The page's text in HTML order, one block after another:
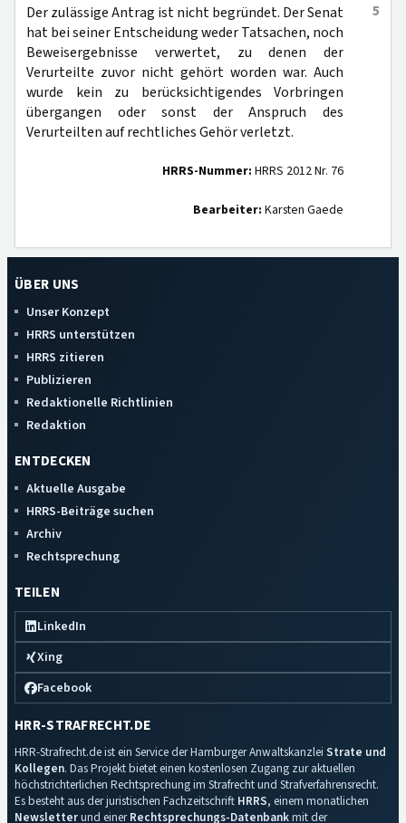
5
Der zulässige Antrag ist nicht begründet. Der Senat
hat bei seiner Entscheidung weder Tatsachen, noch
Beweisergebnisse verwertet, zu denen der
Verurteilte zuvor nicht gehört worden war. Auch
wurde kein zu berücksichtigendes Vorbringen
übergangen oder sonst der Anspruch des
Verurteilten auf rechtliches Gehör verletzt.
HRRS-Nummer: HRRS 2012 Nr. 76
Bearbeiter: Karsten Gaede
ÜBER UNS
Unser Konzept
HRRS unterstützen
HRRS zitieren
Publizieren
Redaktionelle Richtlinien
Redaktion
ENTDECKEN
Aktuelle Ausgabe
HRRS-Beiträge suchen
Archiv
Rechtsprechung
TEILEN
LinkedIn
Xing
Facebook
HRR-STRAFRECHT.DE
HRR-Strafrecht.de ist ein Service der Hamburger Anwaltskanzlei Strate und
Kollegen. Das Projekt bietet einen kostenlosen Zugang zur aktuellen
höchstrichterlichen Rechtsprechung im Strafrecht und Strafverfahrensrecht.
Es besteht aus der juristischen Fachzeitschrift HRRS, einem monatlichen
Newsletterund einerRechtsprechungs-Datenbankmit der